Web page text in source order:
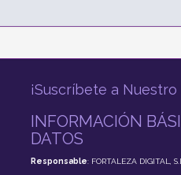
¡Suscríbete a
INFORMACIÓN
DATOS
Responsable: FORTALEZA DIGITAL,